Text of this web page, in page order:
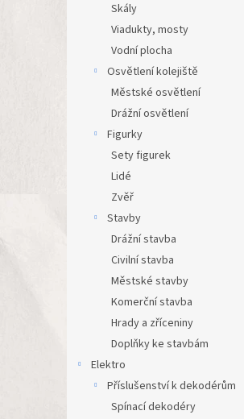
Skály
Viadukty, mosty
Vodní plocha
Osvětlení kolejiště
Městské osvětlení
Drážní osvětlení
Figurky
Sety figurek
Lidé
Zvěř
Stavby
Drážní stavba
Civilní stavba
Městské stavby
Komerční stavba
Hrady a zříceniny
Doplňky ke stavbám
Elektro
Příslušenství k dekodérům
Spínací dekodéry